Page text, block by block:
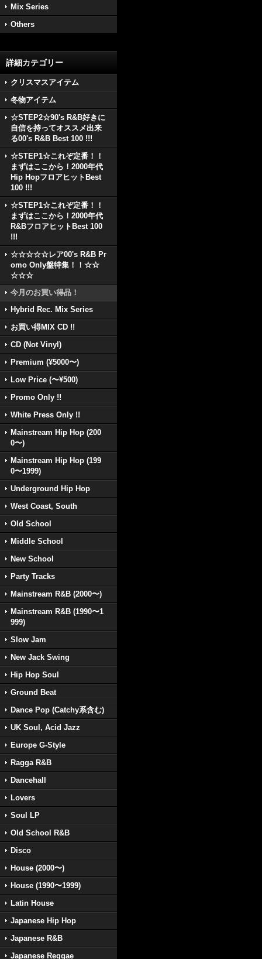
Mix Series
Others
詳細カテゴリー
クリスマスアイテム
冬物アイテム
☆STEP2☆90's R&B好きに
自信を持ってオススメ出来
る00's R&B Best 100 !!!
☆STEP1☆これぞ定番！！
まずはここから！2000年代
Hip HopフロアヒットBest
100 !!!
☆STEP1☆これぞ定番！！
まずはここから！2000年代
R&BフロアヒットBest 100
!!!
☆☆☆☆☆レア00's R&B Pr
omo Only盤特集！！☆☆
☆☆☆
今月のお買い得品！
Hybrid Rec. Mix Series
お買い得MIX CD !!
CD (Not Vinyl)
Premium (¥5000〜)
Low Price (〜¥500)
Promo Only !!
White Press Only !!
Mainstream Hip Hop (200
0〜)
Mainstream Hip Hop (199
0〜1999)
Underground Hip Hop
West Coast, South
Old School
Middle School
New School
Party Tracks
Mainstream R&B (2000〜)
Mainstream R&B (1990〜1
999)
Slow Jam
New Jack Swing
Hip Hop Soul
Ground Beat
Dance Pop (Catchy系含む)
UK Soul, Acid Jazz
Europe G-Style
Ragga R&B
Dancehall
Lovers
Soul LP
Old School R&B
Disco
House (2000〜)
House (1990〜1999)
Latin House
Japanese Hip Hop
Japanese R&B
Japanese Reggae